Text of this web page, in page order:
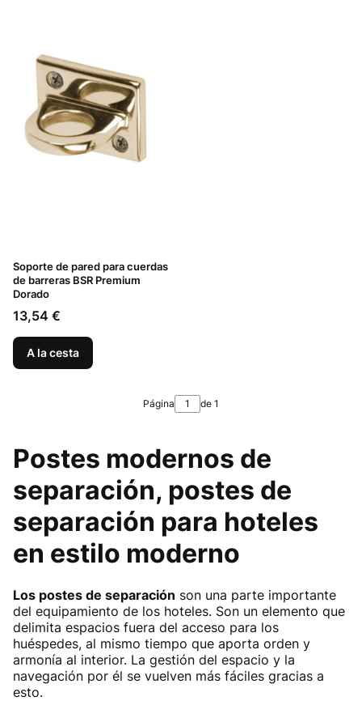
Soporte de pared para cuerdas
de barreras BSR Premium
Dorado
Precio
13,54 €
A la cesta
Página de 1
Postes modernos de
separación, postes de
separación para hoteles
en estilo moderno
Los postes de separación son una parte importante
del equipamiento de los hoteles. Son un elemento que
delimita espacios fuera del acceso para los
huéspedes, al mismo tiempo que aporta orden y
armonía al interior. La gestión del espacio y la
navegación por él se vuelven más fáciles gracias a
esto.